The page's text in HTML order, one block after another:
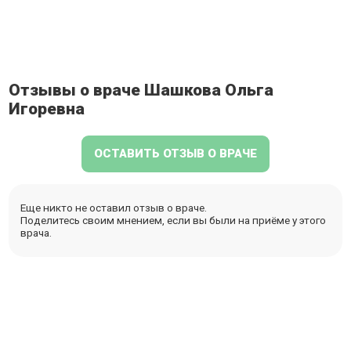
Отзывы о враче Шашкова Ольга
Игоревна
ОСТАВИТЬ ОТЗЫВ О ВРАЧЕ
Еще никто не оставил отзыв о враче.
Поделитесь своим мнением, если вы были на приёме у этого
врача.